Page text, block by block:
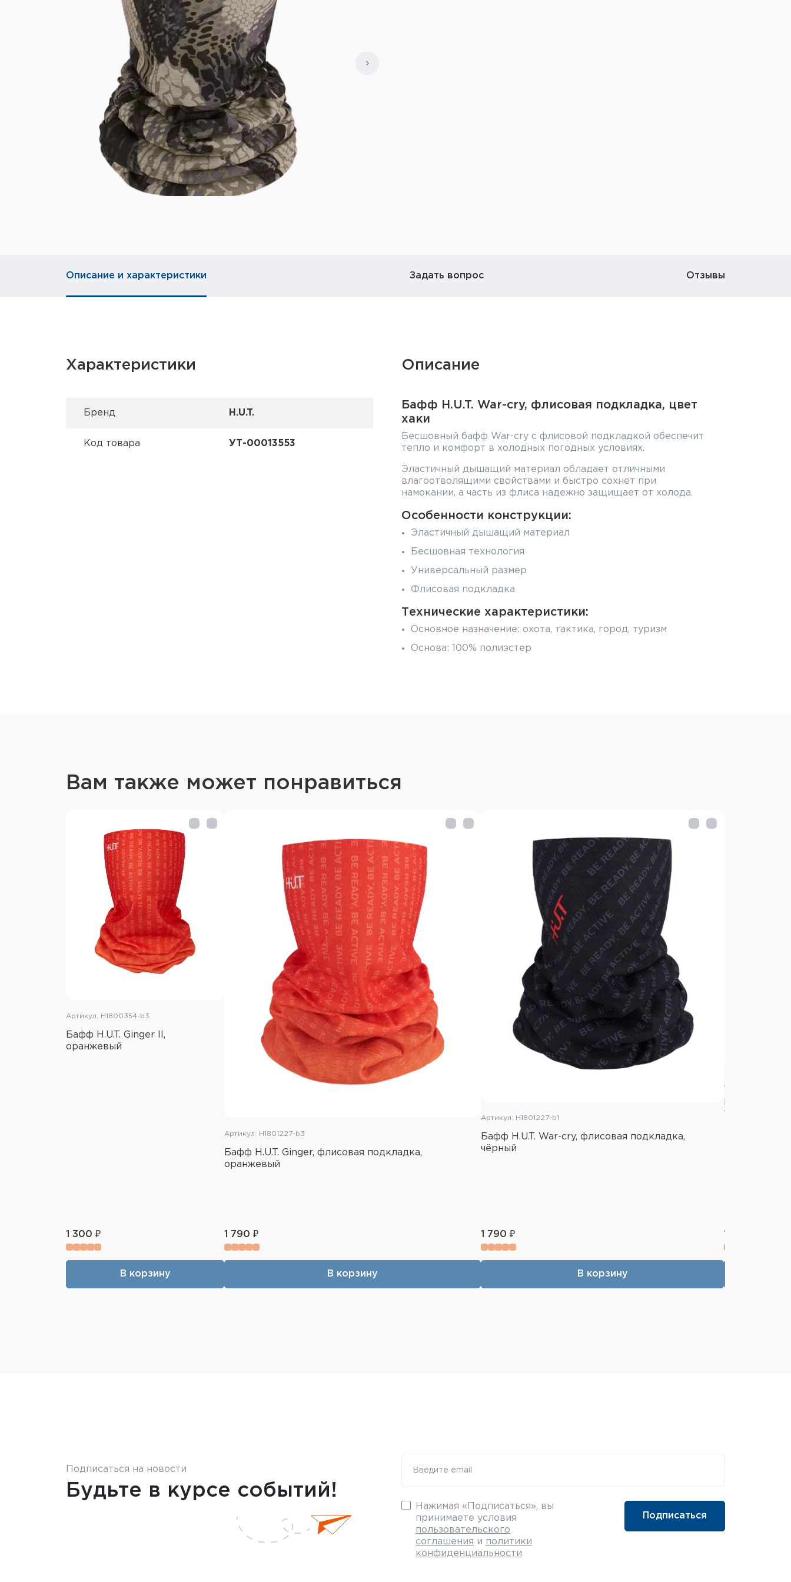
Описание и характеристики Задать вопрос Отзывы
Характеристики
Брeнд H.U.T.
Код товара УТ-00013553
Описание
Бафф H.U.T. War-cry, флисовая подкладка, цвет
хаки
Бесшовный бафф War-cry с флисовой подкладкой обеспечит
тепло и комфорт в холодных погодных условиях.
Эластичный дышащий материал обладает отличными
влагоотволящими свойствами и быстро сохнет при
намокании, а часть из флиса надежно защищает от холода.
Особенности конструкции:
Эластичный дышащий материал
Бесшовная технология
Универсальный размер
Флисовая подкладка
Технические характеристики:
Основное назначение: охота, тактика, город, туризм
Основа: 100% полиэстер
Вам также может понравиться
Артикул: H1800354-b3
Бафф H.U.T. Ginger II,
оранжевый
1 300 ₽
В корзину
Артикул: H1801227-b3
Бафф H.U.T. Ginger, флисовая подкладка,
оранжевый
1 790 ₽
В корзину
Артикул: H1801227-b1
Бафф H.U.T. War-cry, флисовая подкладка,
чёрный
1 790 ₽
В корзину
Артикул:
1 300 ₽
Подписаться на новости
Будьте в курсе событий!
Нажимая «Подписаться», вы
принимаете условия
пользовательского
соглашения и политики
конфиденциальности